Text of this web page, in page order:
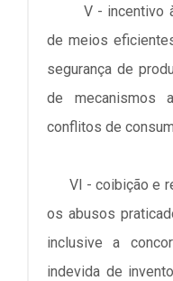
V - incentivo à
de meios
segurança de
de mecanismos
conflitos de
VI - coibição e
os abusos
inclusive a
indevida de